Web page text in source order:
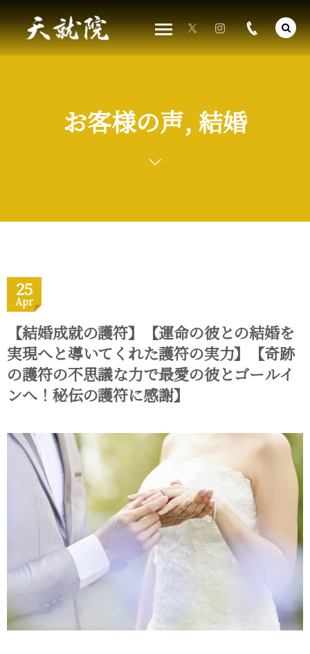
お客様の声, 結婚
25
Apr
【結婚成就の護符】【運命の彼との結婚を
実現へと導いてくれた護符の実力】【奇跡
の護符の不思議な力で最愛の彼とゴールイ
ンへ！秘伝の護符に感謝】